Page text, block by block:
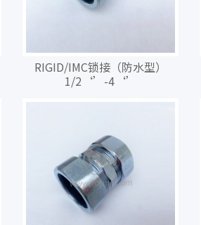
RIGID/IMC锁接（防水型）
1/2‘’-4‘’